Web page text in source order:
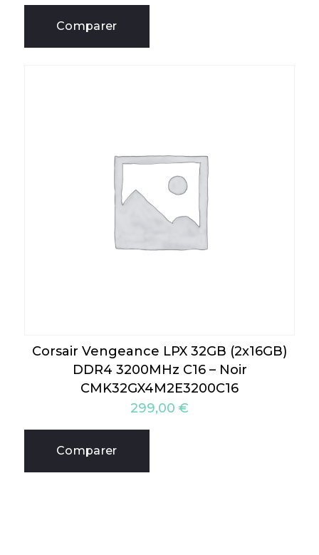
Comparer
Corsair Vengeance LPX 32GB (2x16GB)
DDR4 3200MHz C16 – Noir
CMK32GX4M2E3200C16
299,00 €
Comparer